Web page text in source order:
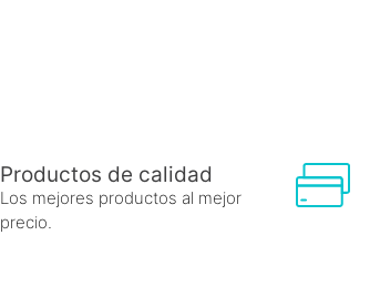
Productos de calidad
Los mejores productos al mejor
precio.